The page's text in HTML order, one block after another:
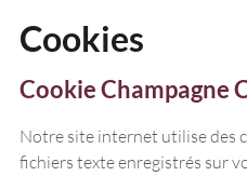
Cookies
Cookie Champagne
Notre site internet utilise des
fichiers texte enregistrés sur